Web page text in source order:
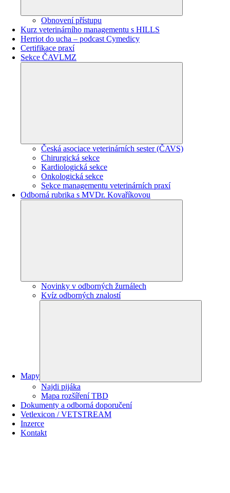
Obnovení přístupu
Kurz veterinárního managementu s HILLS
Herriot do ucha – podcast Cymedicy
Certifikace praxí
Sekce ČAVLMZ
Česká asociace veterinárních sester (ČAVS)
Chirurgická sekce
Kardiologická sekce
Onkologická sekce
Sekce managementu veterinárních praxí
Odborná rubrika s MVDr. Kovaříkovou
Novinky v odborných žurnálech
Kvíz odborných znalostí
Mapy
Najdi pijáka
Mapa rozšíření TBD
Dokumenty a odborná doporučení
Vetlexicon / VETSTREAM
Inzerce
Kontakt